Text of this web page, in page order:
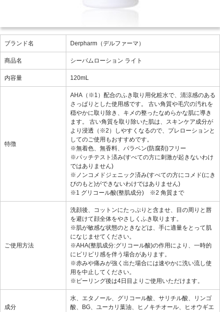
ブランド名 Derpharm（デルファーマ）
商品名 シーバムローション ライト
内容量 120mL
特徴
AHA（※1）配合のふき取り用化粧水で、清涼感のある
さっぱりとした使用感です。 古い角質や毛穴の汚れを
穏やかに取り除き、キメの整ったなめらかな肌に導き
ます。 古い角質を取り除いた肌は、スキンケア成分が
より浸透（※2）しやすくなるので、プレローションと
してのご使用もおすすめです。
※無着色、無香料、パラベン(防腐剤)フリー
※パッチテスト済み(すべての方に刺激が起きないわけ
ではありません)
※ノンコメドジェニック済み(すべての方にコメド(にき
びのもと)ができないわけではありません)
※1 グリコール酸(整肌成分) ※2 角質まで
ご使用方法
洗顔後、コットンにたっぷりと含ませ、目の周りと唇
を避けて顔全体をやさしくふき取ります。
※肌が敏感な状態のときなどは、手に適量をとって肌
になじませてください。
※AHA(整肌成分:グリコール酸)の作用により、一時的
にピリピリ感を伴う場合があります。
※赤みや痛みが強く出た場合には速やかに洗い流し使
用を中止してください。
※ピーリング後は4日目よりご使用いただけます。
成分
水、エタノール、グリコール酸、サリチル酸、リンゴ
酸、BG、ユーカリ葉油、ヒノキチオール、ヒオウギエ